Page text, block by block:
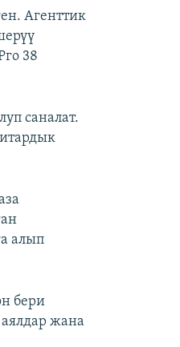
Агенттик
38
саналат.
алып
бери
жана